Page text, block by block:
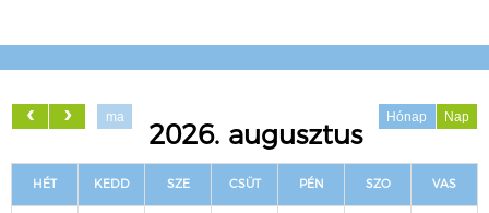
ma Hónap Nap
2026. augusztus
HÉT KEDD SZE CSÜT PÉN SZO VAS